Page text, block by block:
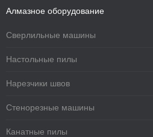
Алмазное оборудование
Сверлильные машины
Настольные пилы
Нарезчики швов
Стенорезные машины
Канатные пилы